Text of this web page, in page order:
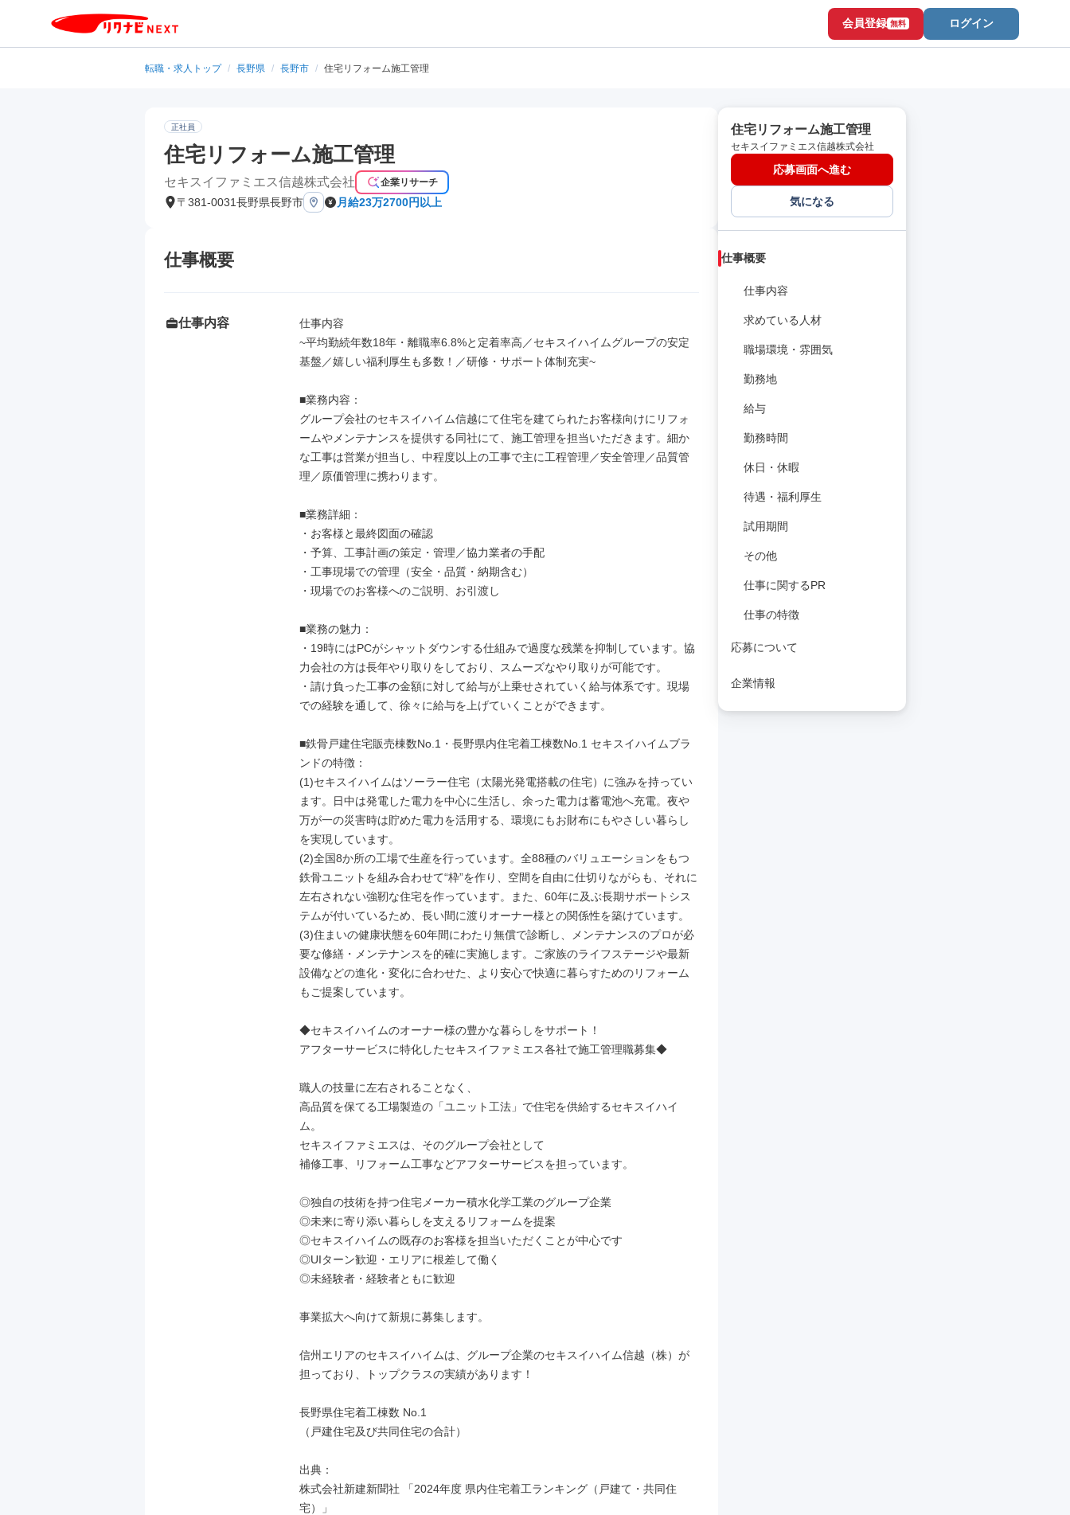
会員登録 無料 ログイン
転職・求人トップ / 長野県 / 長野市 / 住宅リフォーム施工管理
正社員
住宅リフォーム施工管理
セキスイファミエス信越株式会社 企業リサーチ
〒381-0031長野県長野市 月給23万2700円以上
仕事概要
仕事内容
仕事内容
~平均勤続年数18年・離職率6.8%と定着率高／セキスイハイムグループの安定
基盤／嬉しい福利厚生も多数！／研修・サポート体制充実~
■業務内容：
グループ会社のセキスイハイム信越にて住宅を建てられたお客様向けにリフォ
ームやメンテナンスを提供する同社にて、施工管理を担当いただきます。細か
な工事は営業が担当し、中程度以上の工事で主に工程管理／安全管理／品質管
理／原価管理に携わります。
■業務詳細：
・お客様と最終図面の確認
・予算、工事計画の策定・管理／協力業者の手配
・工事現場での管理（安全・品質・納期含む）
・現場でのお客様へのご説明、お引渡し
■業務の魅力：
・19時にはPCがシャットダウンする仕組みで過度な残業を抑制しています。協
力会社の方は長年やり取りをしており、スムーズなやり取りが可能です。
・請け負った工事の金額に対して給与が上乗せされていく給与体系です。現場
での経験を通して、徐々に給与を上げていくことができます。
■鉄骨戸建住宅販売棟数No.1・長野県内住宅着工棟数No.1 セキスイハイムブラ
ンドの特徴：
(1)セキスイハイムはソーラー住宅（太陽光発電搭載の住宅）に強みを持ってい
ます。日中は発電した電力を中心に生活し、余った電力は蓄電池へ充電。夜や
万が一の災害時は貯めた電力を活用する、環境にもお財布にもやさしい暮らし
を実現しています。
(2)全国8か所の工場で生産を行っています。全88種のバリュエーションをもつ
鉄骨ユニットを組み合わせて“枠”を作り、空間を自由に仕切りながらも、それに
左右されない強靭な住宅を作っています。また、60年に及ぶ長期サポートシス
テムが付いているため、長い間に渡りオーナー様との関係性を築けています。
(3)住まいの健康状態を60年間にわたり無償で診断し、メンテナンスのプロが必
要な修繕・メンテナンスを的確に実施します。ご家族のライフステージや最新
設備などの進化・変化に合わせた、より安心で快適に暮らすためのリフォーム
もご提案しています。
◆セキスイハイムのオーナー様の豊かな暮らしをサポート！
アフターサービスに特化したセキスイファミエス各社で施工管理職募集◆
職人の技量に左右されることなく、
高品質を保てる工場製造の「ユニット工法」で住宅を供給するセキスイハイ
ム。
セキスイファミエスは、そのグループ会社として
補修工事、リフォーム工事などアフターサービスを担っています。
◎独自の技術を持つ住宅メーカー積水化学工業のグループ企業
◎未来に寄り添い暮らしを支えるリフォームを提案
◎セキスイハイムの既存のお客様を担当いただくことが中心です
◎UIターン歓迎・エリアに根差して働く
◎未経験者・経験者ともに歓迎
事業拡大へ向けて新規に募集します。
信州エリアのセキスイハイムは、グループ企業のセキスイハイム信越（株）が
担っており、トップクラスの実績があります！
長野県住宅着工棟数 No.1
（戸建住宅及び共同住宅の合計）
出典：
株式会社新建新聞社 「2024年度 県内住宅着工ランキング（戸建て・共同住
宅）」
住宅リフォーム施工管理
セキスイファミエス信越株式会社
応募画面へ進む
気になる
仕事概要
仕事内容
求めている人材
職場環境・雰囲気
勤務地
給与
勤務時間
休日・休暇
待遇・福利厚生
試用期間
その他
仕事に関するPR
仕事の特徴
応募について
企業情報